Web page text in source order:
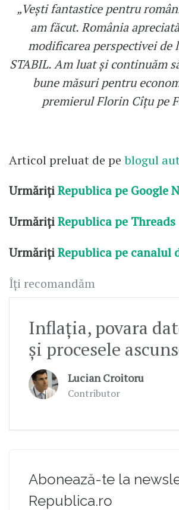
„Vești fantastice pentru
am făcut. România
modificarea perspectivei de
STABIL. Am luat și continuăm
bune măsuri pentru
premierul Florin Cîțu pe
Articol preluat de pe blogul
UrmărițiRepublica pe Google
UrmărițiRepublica pe Threads
UrmărițiRepublica pe canalul
Îți recomandăm
Inflația, povara
și procesele
Lucian Croitoru
Contributor
Abonează-te la
Republica.ro